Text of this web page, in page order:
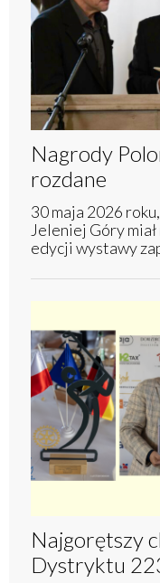
Nagrody
rozdane
30 maja 2026
Jeleniej Góry
edycji wystawy
Najgorętszy
Dystryktu